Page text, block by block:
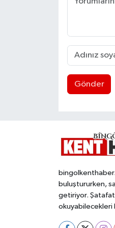
Gönder
buluştururken,
getiriyor.
okuyabilecekleri